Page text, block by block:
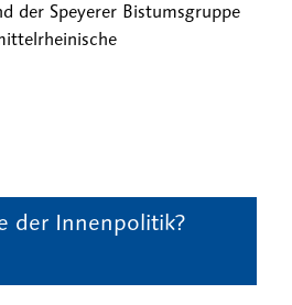
der Speyerer Bistumsgruppe
der Innenpolitik?